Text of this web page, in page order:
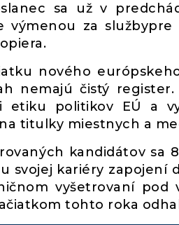
sa už v
výmenou za
nového
nemajú čistý
etiku politikov EÚ a
titulky miestnych a
kandidátov sa
svojej kariéry zapojení
vyšetrovaní pod
tohto roka